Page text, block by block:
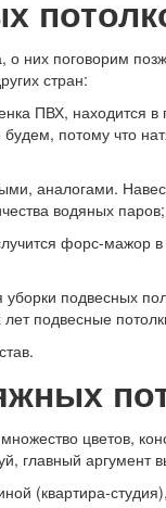
них поговорим
стран:
ПВХ, находится в
потому
аналогами.
водяных паров;
форс-мажор
подвесных
подвесные
цветов,
главный аргумент
(квартира-